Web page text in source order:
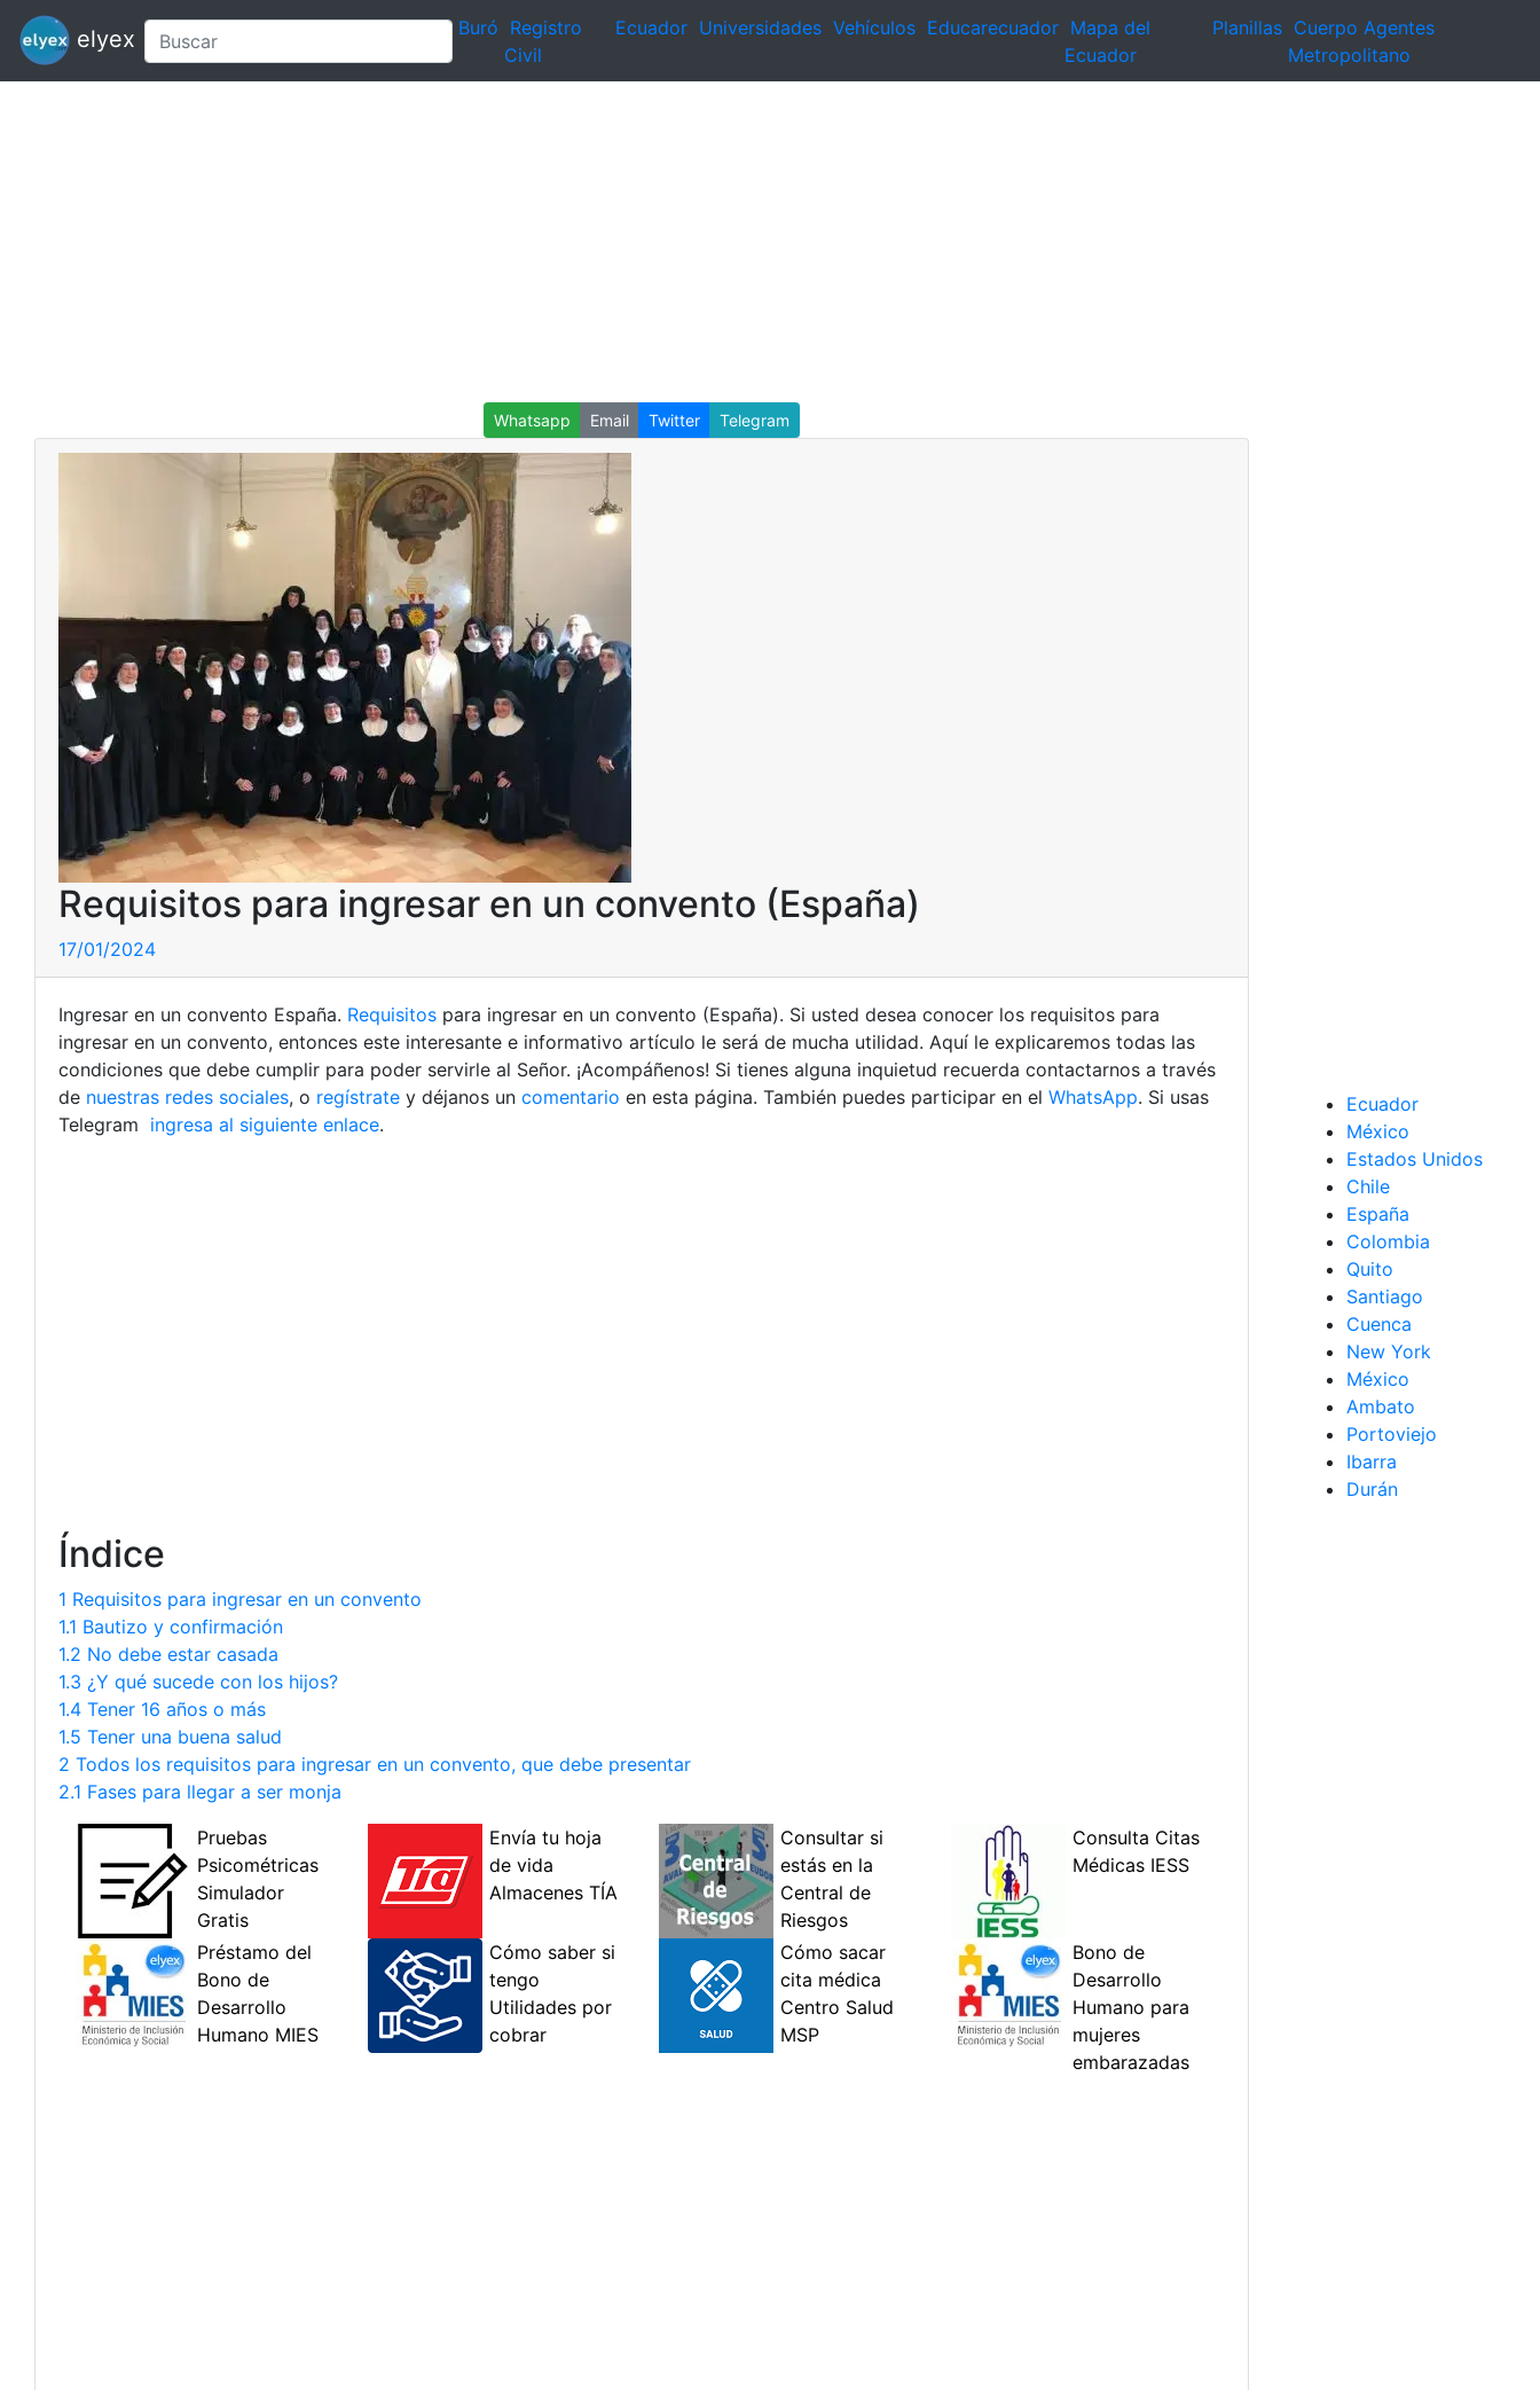
elyex Buró Registro
Civil
Ecuador Universidades Vehículos Educarecuador Mapa del
Ecuador
Planillas Cuerpo Agentes
Metropolitano
Whatsapp Email Twitter Telegram
Requisitos para ingresar en un convento (España)
17/01/2024
Ingresar en un convento España. Requisitos para ingresar en un convento (España). Si usted desea conocer los requisitos para
ingresar en un convento, entonces este interesante e informativo artículo le será de mucha utilidad. Aquí le explicaremos todas las
condiciones que debe cumplir para poder servirle al Señor. ¡Acompáñenos! Si tienes alguna inquietud recuerda contactarnos a través
de nuestras redes sociales, o regístrate y déjanos un comentario en esta página. También puedes participar en el WhatsApp. Si usas
Telegram ingresa al siguiente enlace.
Índice
1 Requisitos para ingresar en un convento
1.1 Bautizo y confirmación
1.2 No debe estar casada
1.3 ¿Y qué sucede con los hijos?
1.4 Tener 16 años o más
1.5 Tener una buena salud
2 Todos los requisitos para ingresar en un convento, que debe presentar
2.1 Fases para llegar a ser monja
Ecuador
México
Estados Unidos
Chile
España
Colombia
Quito
Santiago
Cuenca
New York
México
Ambato
Portoviejo
Ibarra
Durán